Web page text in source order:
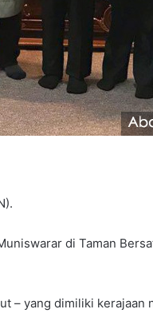
di Taman
– yang dimiliki kerajaan